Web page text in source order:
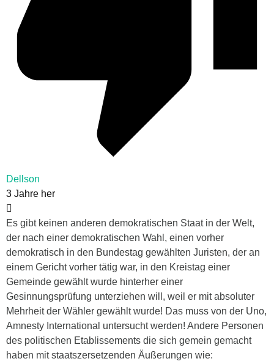
Dellson
3 Jahre her
Es gibt keinen anderen demokratischen Staat in der Welt,
der nach einer demokratischen Wahl, einen vorher
demokratisch in den Bundestag gewählten Juristen, der an
einem Gericht vorher tätig war, in den Kreistag einer
Gemeinde gewählt wurde hinterher einer
Gesinnungsprüfung unterziehen will, weil er mit absoluter
Mehrheit der Wähler gewählt wurde! Das muss von der Uno,
Amnesty International untersucht werden! Andere Personen
des politischen Etablissements die sich gemein gemacht
haben mit staatszersetzenden Äußerungen wie: